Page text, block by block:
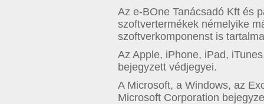
Az e-BOne Tanácsadó Kft és
szoftvertermékek némelyike
szoftverkomponenst is
Az Apple, iPhone, iPad,
bejegyzett védjegyei.
A Microsoft, a Windows, az
Microsoft Corporation